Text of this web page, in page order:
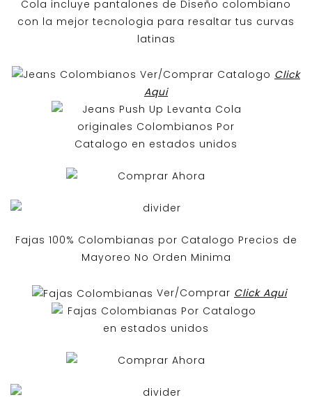
Cola incluye pantalones de Diseño colombiano
con la mejor tecnologia para resaltar tus curvas
latinas
Ver/Comprar Catalogo Click
Aqui
Fajas 100% Colombianas por Catalogo Precios de
Mayoreo No Orden Minima
Ver/Comprar Click Aqui